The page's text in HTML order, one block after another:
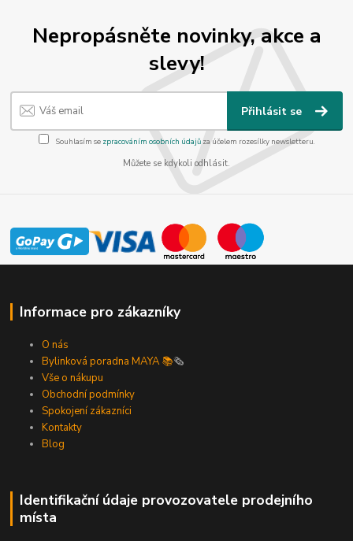
Nepropásněte novinky, akce a
slevy!
Přihlásit se
Souhlasím se zpracováním osobních údajůza účelem rozesílky newsletteru.
Můžete se kdykoli odhlásit.
Informace pro zákazníky
O nás
Bylinková poradna MAYA 📚🗞️
Vše o nákupu
Obchodní podmínky
Spokojení zákazníci
Kontakty
Blog
Identifikační údaje provozovatele prodejního
místa